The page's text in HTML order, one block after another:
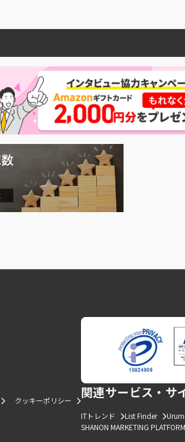
クッキーポリシー 関連サービス・サ
ITトレンド List Finder
SHANON MARKETING PLATFORM